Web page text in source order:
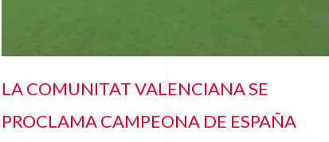
LA COMUNITAT VALENCIANA SE
PROCLAMA CAMPEONA DE ESPAÑA